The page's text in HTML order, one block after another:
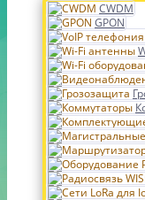
CWDM
GPON